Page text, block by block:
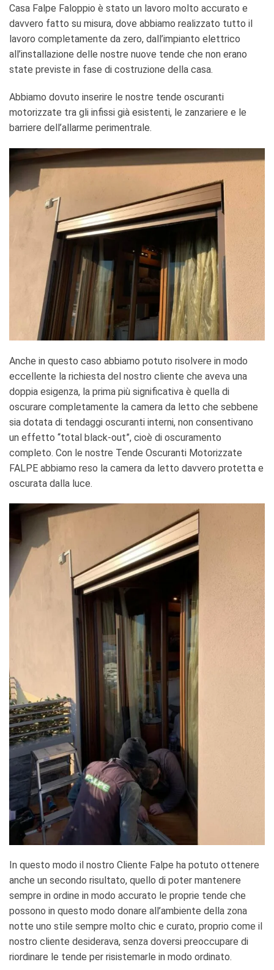
Casa Falpe Faloppio è stato un lavoro molto accurato e
davvero fatto su misura, dove abbiamo realizzato tutto il
lavoro completamente da zero, dall’impianto elettrico
all’installazione delle nostre nuove tende che non erano
state previste in fase di costruzione della casa.
Abbiamo dovuto inserire le nostre tende oscuranti
motorizzate tra gli infissi già esistenti, le zanzariere e le
barriere dell’allarme perimentrale.
Anche in questo caso abbiamo potuto risolvere in modo
eccellente la richiesta del nostro cliente che aveva una
doppia esigenza, la prima più significativa è quella di
oscurare completamente la camera da letto che sebbene
sia dotata di tendaggi oscuranti interni, non consentivano
un effetto “total black-out”, cioè di oscuramento
completo. Con le nostre Tende Oscuranti Motorizzate
FALPE abbiamo reso la camera da letto davvero protetta e
oscurata dalla luce.
In questo modo il nostro Cliente Falpe ha potuto ottenere
anche un secondo risultato, quello di poter mantenere
sempre in ordine in modo accurato le proprie tende che
possono in questo modo donare all’ambiente della zona
notte uno stile sempre molto chic e curato, proprio come il
nostro cliente desiderava, senza doversi preoccupare di
riordinare le tende per risistemarle in modo ordinato.